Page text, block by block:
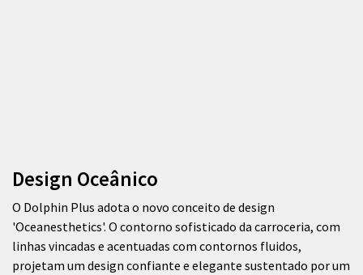
Design Oceânico
O Dolphin Plus adota o novo conceito de design
'Oceanesthetics'. O contorno sofisticado da carroceria, com
linhas vincadas e acentuadas com contornos fluidos,
projetam um design confiante e elegante sustentado por um